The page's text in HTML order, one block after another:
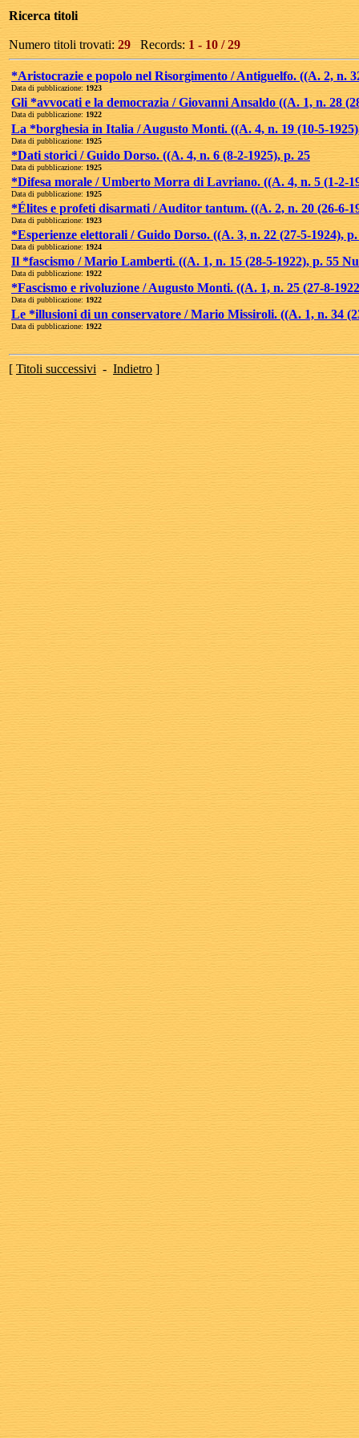
Ricerca titoli
Numero titoli trovati: 29 Records: 1 - 10 / 29
*Aristocrazie e popolo nel Risorgimento / Antiguelfo. ((A. 2, n.
Data di pubblicazione: 1923
Gli *avvocati e la democrazia / Giovanni Ansaldo ((A. 1, n. 28
Data di pubblicazione: 1922
La *borghesia in Italia / Augusto Monti. ((A. 4, n. 19 (10-5-
Data di pubblicazione: 1925
*Dati storici / Guido Dorso. ((A. 4, n. 6 (8-2-1925), p. 25
Data di pubblicazione: 1925
*Difesa morale / Umberto Morra di Lavriano. ((A. 4, n. 5 (1-2-
Data di pubblicazione: 1925
*Élites e profeti disarmati / Auditor tantum. ((A. 2, n. 20 (26-6-
Data di pubblicazione: 1923
*Esperienze elettorali / Guido Dorso. ((A. 3, n. 22 (27-5-1924), p.
Data di pubblicazione: 1924
Il *fascismo / Mario Lamberti. ((A. 1, n. 15 (28-5-1922), p. 55
Data di pubblicazione: 1922
*Fascismo e rivoluzione / Augusto Monti. ((A. 1, n. 25 (27-8-
Data di pubblicazione: 1922
Le *illusioni di un conservatore / Mario Missiroli. ((A. 1, n. 34
Data di pubblicazione: 1922
[ Titoli successivi - Indietro ]